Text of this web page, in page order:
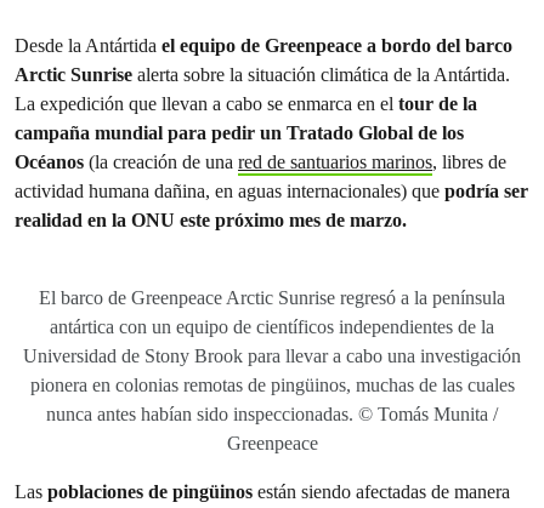
Desde la Antártida el equipo de Greenpeace a bordo del barco
Arctic Sunrise alerta sobre la situación climática de la Antártida.
La expedición que llevan a cabo se enmarca en el tour de la
campaña mundial para pedir un Tratado Global de los
Océanos (la creación de una red de santuarios marinos, libres de
actividad humana dañina, en aguas internacionales) que podría ser
realidad en la ONU este próximo mes de marzo.
El barco de Greenpeace Arctic Sunrise regresó a la península
antártica con un equipo de científicos independientes de la
Universidad de Stony Brook para llevar a cabo una investigación
pionera en colonias remotas de pingüinos, muchas de las cuales
nunca antes habían sido inspeccionadas. © Tomás Munita /
Greenpeace
Las poblaciones de pingüinos están siendo afectadas de manera